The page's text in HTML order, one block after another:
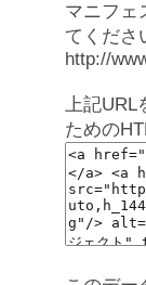
マニフェ
てくださ
http://
上記URL
ための